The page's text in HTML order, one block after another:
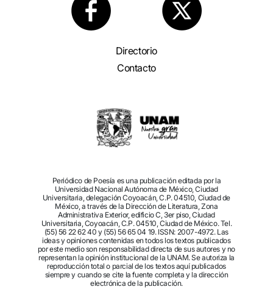
Directorio
Contacto
Periódico de Poesía es una publicación editada por la
Universidad Nacional Autónoma de México, Ciudad
Universitaria, delegación Coyoacán, C.P. 04510, Ciudad de
México, a través de la Dirección de Literatura, Zona
Administrativa Exterior, edificio C, 3er piso, Ciudad
Universitaria, Coyoacán, C.P. 04510, Ciudad de México. Tel.
(55) 56 22 62 40 y (55) 56 65 04 19. ISSN: 2007-4972. Las
ideas y opiniones contenidas en todos los textos publicados
por este medio son responsabilidad directa de sus autores y no
representan la opinión institucional de la UNAM. Se autoriza la
reproducción total o parcial de los textos aquí publicados
siempre y cuando se cite la fuente completa y la dirección
electrónica de la publicación.